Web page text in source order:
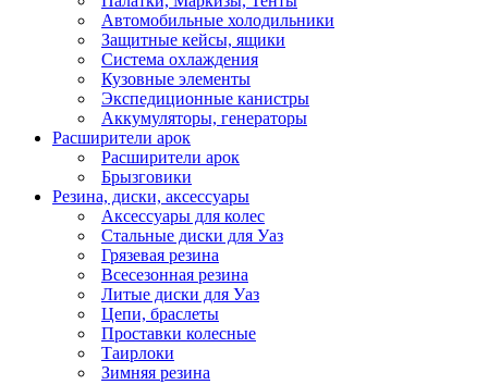
Автомобильные холодильники
Защитные кейсы, ящики
Система охлаждения
Кузовные элементы
Экспедиционные канистры
Аккумуляторы, генераторы
Расширители арок
Расширители арок
Брызговики
Резина, диски, аксессуары
Аксессуары для колес
Стальные диски для Уаз
Грязевая резина
Всесезонная резина
Литые диски для Уаз
Цепи, браслеты
Проставки колесные
Таирлоки
Зимняя резина